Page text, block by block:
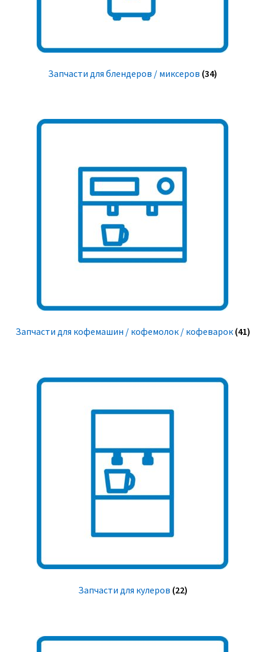
Запчасти для блендеров / миксеров (34)
Запчасти для кофемашин / кофемолок / кофеварок (41)
Запчасти для кулеров (22)